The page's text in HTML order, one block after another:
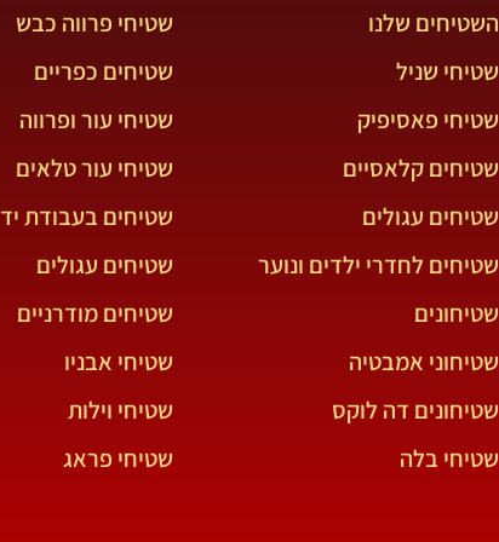
השטיחים שלנו
שטיחי שניל
שטיחי פאסיפיק
שטיחים קלאסיים
שטיחים עגולים
שטיחים לחדרי ילדים ונוער
שטיחונים
שטיחוני אמבטיה
שטיחונים דה לוקס
שטיחי בלה
שטיחי פרווה כבש
שטיחים כפריים
שטיחי עור ופרווה
שטיחי עור טלאים
שטיחים בעבודת יד
שטיחים עגולים
שטיחים מודרניים
שטיחי אבניו
שטיחי וילות
שטיחי פראג